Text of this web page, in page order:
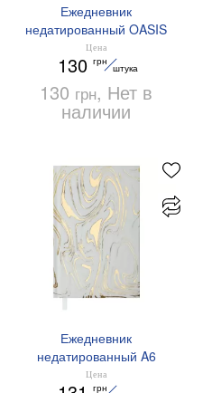
Ежедневник
недатированный OASIS
A6 BUROMAX BM.2629
Цена
130 грн
штука
130 грн, Нет в
наличии
Ежедневник
недатированный A6
Buromax MIRACLE
Цена
грн